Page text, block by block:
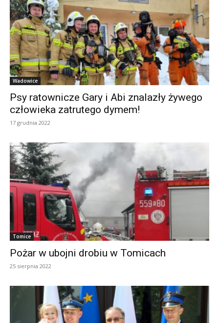
Wadowice
Psy ratownicze Gary i Abi znalazły żywego
człowieka zatrutego dymem!
17 grudnia 2022
Tomice
Pożar w ubojni drobiu w Tomicach
25 sierpnia 2022